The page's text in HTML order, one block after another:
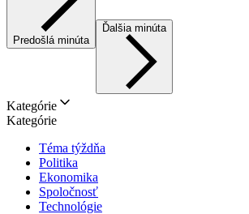
Predošlá minúta
Ďalšia minúta
Kategórie
Kategórie
Téma týždňa
Politika
Ekonomika
Spoločnosť
Technológie